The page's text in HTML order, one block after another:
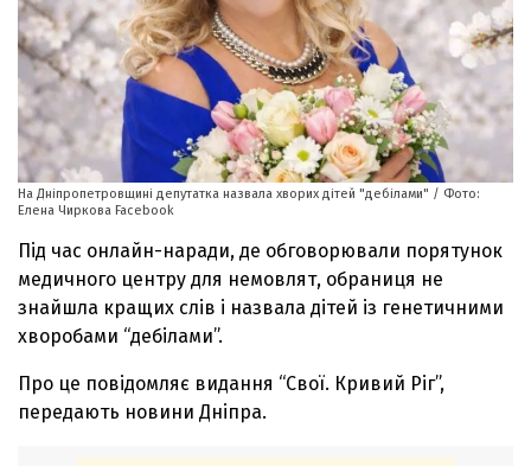
На Дніпропетровщині депутатка назвала хворих дітей "дебілами" / Фото:
Елена Чиркова Facebook
Під час онлайн-наради, де обговорювали порятунок
медичного центру для немовлят, обраниця не
знайшла кращих слів і назвала дітей із генетичними
хворобами “дебілами”.
Про це повідомляє видання “Свої. Кривий Ріг”,
передають новини Дніпра.